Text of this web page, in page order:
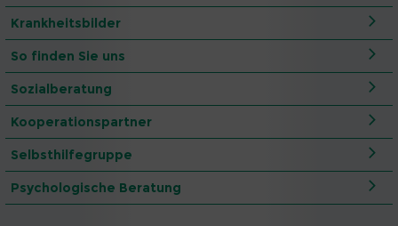
Krankheitsbilder
So finden Sie uns
Sozialberatung
Kooperationspartner
Selbsthilfegruppe
Psychologische Beratung